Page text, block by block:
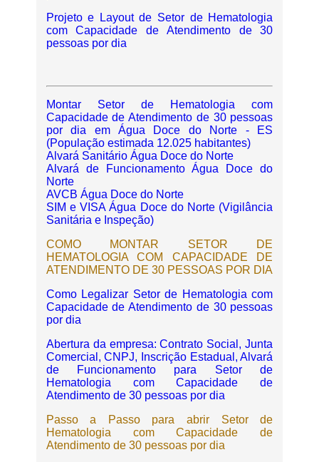
Projeto e Layout de Setor de Hematologia
com Capacidade de Atendimento de 30
pessoas por dia
Montar Setor de Hematologia com
Capacidade de Atendimento de 30 pessoas
por dia em Água Doce do Norte - ES
(População estimada 12.025 habitantes)
Alvará Sanitário Água Doce do Norte
Alvará de Funcionamento Água Doce do
Norte
AVCB Água Doce do Norte
SIM e VISA Água Doce do Norte (Vigilância
Sanitária e Inspeção)
COMO MONTAR SETOR DE
HEMATOLOGIA COM CAPACIDADE DE
ATENDIMENTO DE 30 PESSOAS POR DIA
Como Legalizar Setor de Hematologia com
Capacidade de Atendimento de 30 pessoas
por dia
Abertura da empresa: Contrato Social, Junta
Comercial, CNPJ, Inscrição Estadual, Alvará
de Funcionamento para Setor de
Hematologia com Capacidade de
Atendimento de 30 pessoas por dia
Passo a Passo para abrir Setor de
Hematologia com Capacidade de
Atendimento de 30 pessoas por dia